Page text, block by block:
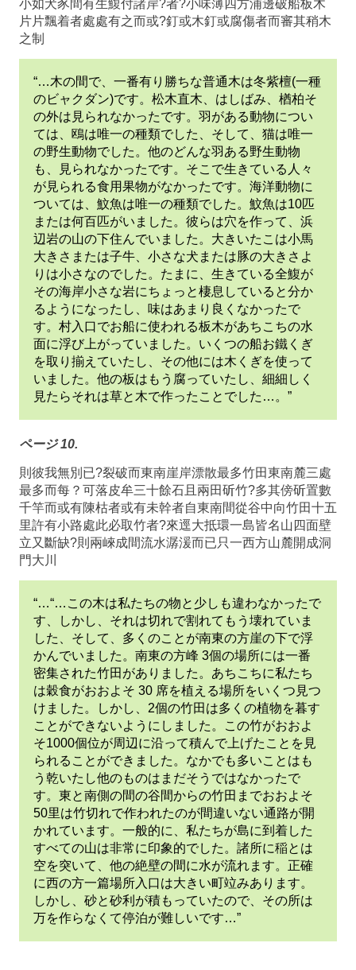
小如犬豕間有生鰒付諸岸?者?小味薄四方浦邊破船板木
片片飄着者處處有之而或?釘或木釘或腐傷者而審其稍木
之制
“…木の間で、一番有り勝ちな普通木は冬紫檀(一種
のビャクダン)です。松木直木、はしばみ、楢柏そ
の外は見られなかったです。羽がある動物につい
ては、鴎は唯一の種類でした、そして、猫は唯一
の野生動物でした。他のどんな羽ある野生動物
も、見られなかったです。そこで生きている人々
が見られる食用果物がなかったです。海洋動物に
ついては、魰魚は唯一の種類でした。魰魚は10匹
または何百匹がいました。彼らは穴を作って、浜
辺岩の山の下住んでいました。大きいたこは小馬
大きさまたは子牛、小さな犬または豚の大きさよ
りは小さなのでした。たまに、生きている全鰒が
その海岸小さな岩にちょっと棲息していると分か
るようになったし、味はあまり良くなかったで
す。村入口でお船に使われる板木があちこちの水
面に浮び上がっていました。いくつの船お鐵くぎ
を取り揃えていたし、その他には木くぎを使って
いました。他の板はもう腐っていたし、細細しく
見たらそれは草と木で作ったことでした…。”
ページ 10.
則彼我無別已?裂破而東南崖岸漂散最多竹田東南麓三處
最多而每？可落皮牟三十餘石且兩田斫竹?多其傍斫置數
千竿而或有陳枯者或有未幹者自東南間從谷中向竹田十五
里許有小路處此必取竹者?來逕大抵環一島皆名山四面壁
立又斷缺?則兩崍成間流水潺湲而已只一西方山麓開成洞
門大川
“…“…この木は私たちの物と少しも違わなかったで
す、しかし、それは切れで割れてもう壊れていま
した、そして、多くのことが南東の方崖の下で浮
かんでいました。南東の方峰 3個の場所には一番
密集された竹田がありました。あちこちに私たち
は穀食がおおよそ 30 席を植える場所をいくつ見つ
けました。しかし、2個の竹田は多くの植物を暮す
ことができないようにしました。この竹がおおよ
そ1000個位が周辺に沿って積んで上げたことを見
られることができました。なかでも多いことはも
う乾いたし他のものはまだそうではなかったで
す。東と南側の間の谷間からの竹田までおおよそ
50里は竹切れで作われたのが間違いない通路が開
かれています。一般的に、私たちが島に到着した
すべての山は非常に印象的でした。諸所に稲とは
空を突いて、他の絶壁の間に水が流れます。正確
に西の方一篇場所入口は大きい町竝みあります。
しかし、砂と砂利が積もっていたので、その所は
万を作らなくて停泊が難しいです…”